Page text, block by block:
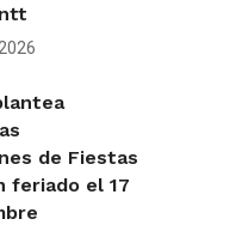
de Fiestas
feriado el 17